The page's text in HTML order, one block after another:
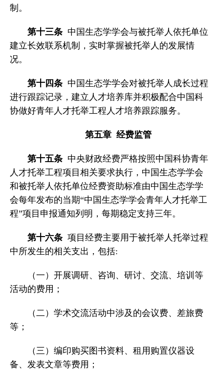
制。
第十三条 中国生态学学会与被托举人依托单位
建立长效联系机制，实时掌握被托举人的发展情
况。
第十四条 中国生态学学会对被托举人成长过程
进行跟踪记录，建立人才培养库并积极配合中国科
协做好青年人才托举工程人才培养跟踪服务。
第五章 经费监管
第十五条 中央财政经费严格按照中国科协青年
人才托举工程项目相关要求执行，中国生态学学会
和被托举人依托单位经费资助标准由中国生态学学
会每年发布的当期“中国生态学学会青年人才托举工
程”项目申报通知列明，每期稳定支持三年。
第十六条 项目经费主要用于被托举人托举过程
中所发生的相关支出，包括:
（一）开展调研、咨询、研讨、交流、培训等
活动的费用；
（二）学术交流活动中涉及的会议费、差旅费
等；
（三）编印购买图书资料、租用购置仪器设
备、发表文章等费用；